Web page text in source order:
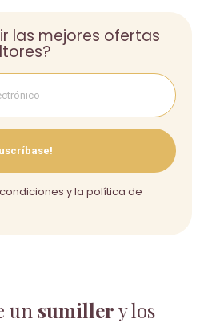
un sumillery los
las mejores ofertas
y la política de